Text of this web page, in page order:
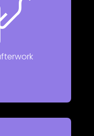
quand on se
!